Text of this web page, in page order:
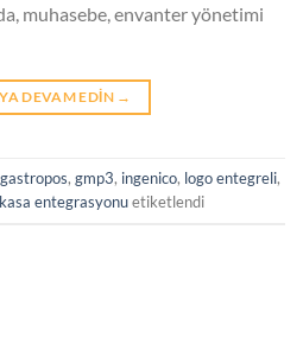
muhasebe, envanter yönetimi
DEVAM EDIN →
gastropos, gmp3, ingenico, logo entegreli,
entegrasyonuetiketlendi